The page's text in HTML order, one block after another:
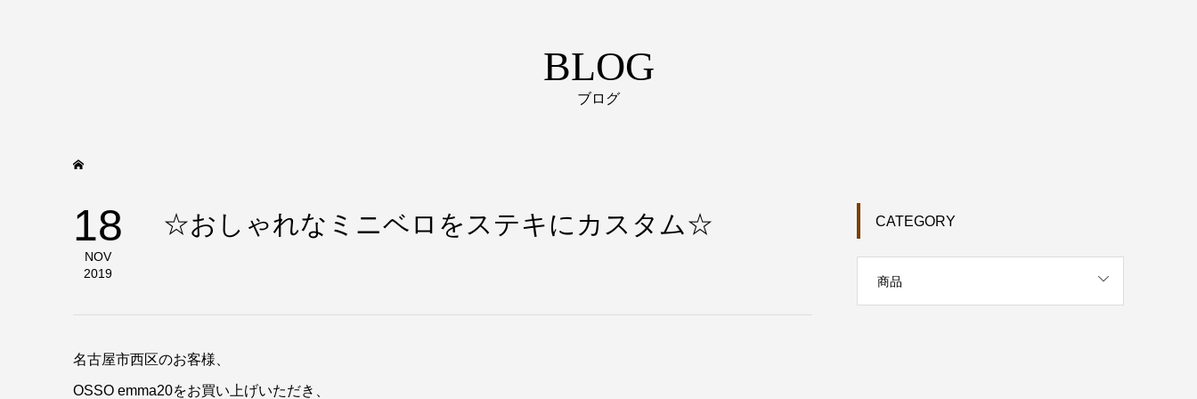
BLOG
ブログ
18
NOV
2019
☆おしゃれなミニベロをステキにカスタム☆
名古屋市西区のお客様、
OSSO emma20をお買い上げいただき、
CATEGORY
商品